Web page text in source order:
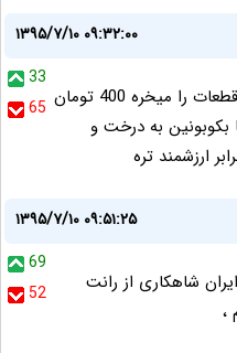
۱۳۹۵/۷/۱۰ ۰۹:۳۲:۰۰
33
65 آخه کدوم عاقلی این ماشین بدون قطعات را میخره 400 تومان
بکوبونین به درخت و
۱۳۹۵/۷/۱۰ ۰۹:۵۱:۲۵
69
52
بازار ايران شاهكارى از رانت
،